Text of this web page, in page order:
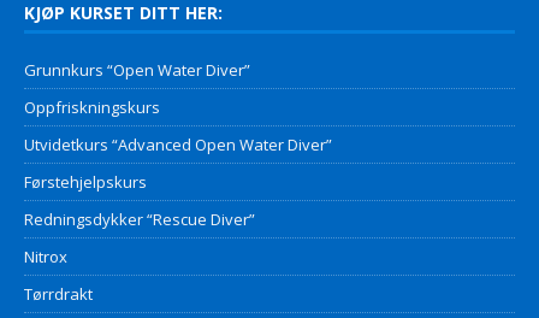
KJØP KURSET DITT HER:
Grunnkurs “Open Water Diver”
Oppfriskningskurs
Utvidetkurs “Advanced Open Water Diver”
Førstehjelpskurs
Redningsdykker “Rescue Diver”
Nitrox
Tørrdrakt